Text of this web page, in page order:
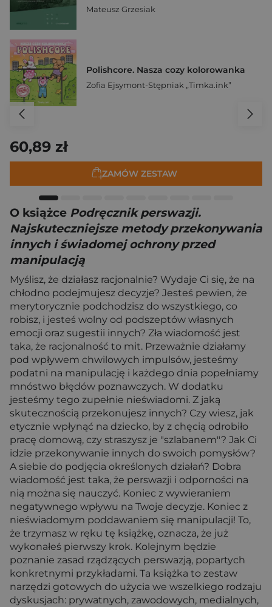
Mateusz Grzesiak
Polishcore. Nasza cozy kolorowanka
Zofia Ejsymont-Stępniak „Timka.ink”
60,89 zł
ZAMÓW ZESTAW
O książce Podręcznik perswazji.
Najskuteczniejsze metody przekonywania
innych i świadomej ochrony przed
manipulacją
Myślisz, że działasz racjonalnie? Wydaje Ci się, że na
chłodno podejmujesz decyzje? Jesteś pewien, że
merytorycznie podchodzisz do wszystkiego, co
robisz, i jesteś wolny od podszeptów własnych
emocji oraz sugestii innych? Zła wiadomość jest
taka, że racjonalność to mit. Przeważnie działamy
pod wpływem chwilowych impulsów, jesteśmy
podatni na manipulację i każdego dnia popełniamy
mnóstwo błędów poznawczych. W dodatku
jesteśmy tego zupełnie nieświadomi. Z jaką
skutecznością przekonujesz innych? Czy wiesz, jak
etycznie wpłynąć na dziecko, by z chęcią odrobiło
pracę domową, czy straszysz je "szlabanem"? Jak Ci
idzie przekonywanie innych do swoich pomysłów?
A siebie do podjęcia określonych działań? Dobra
wiadomość jest taka, że perswazji i odporności na
nią można się nauczyć. Koniec z wywieraniem
negatywnego wpływu na Twoje decyzje. Koniec z
nieświadomym poddawaniem się manipulacji! To,
że trzymasz w ręku tę książkę, oznacza, że już
wykonałeś pierwszy krok. Kolejnym będzie
poznanie zasad rządzących perswazją, popartych
konkretnymi przykładami. Ta książka to zestaw
narzędzi gotowych do użycia we wszelkiego rodzaju
dyskusjach: prywatnych, zawodowych, medialnych,